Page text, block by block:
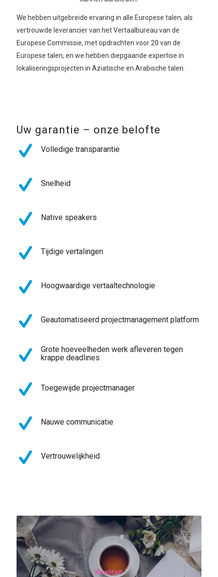
We hebben uitgebreide ervaring in alle Europese talen, als
vertrouwde leverancier van het Vertaalbureau van de
Europese Commissie, met opdrachten voor 20 van de
Europese talen, en we hebben diepgaande expertise in
lokaliseringsprojecten in Aziatische en Arabische talen.
Uw garantie – onze belofte
Volledige transparantie
Snelheid
Native speakers
Tijdige vertalingen
Hoogwaardige vertaaltechnologie
Geautomatiseerd projectmanagement platform
Grote hoeveelheden werk afleveren tegen
krappe deadlines
Toegewijde projectmanager
Nauwe communicatie
Vertrouwelijkheid
Kwaliteit